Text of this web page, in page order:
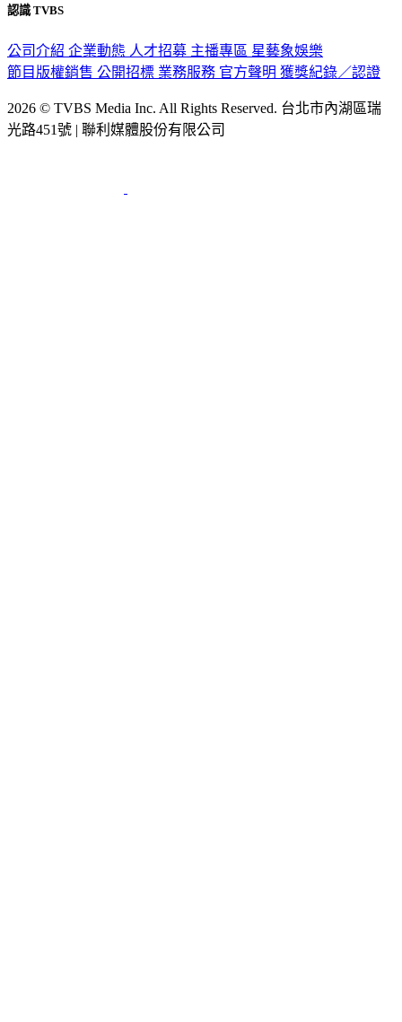
認識 TVBS
公司介紹 企業動態 人才招募 主播專區 星藝象娛樂
節目版權銷售 公開招標 業務服務 官方聲明 獲獎紀錄／認證
2026 © TVBS Media Inc. All Rights Reserved. 台北市內湖區瑞
光路451號 | 聯利媒體股份有限公司